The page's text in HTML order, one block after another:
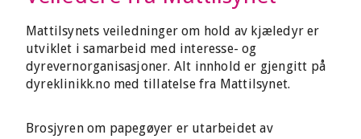
Mattilsynets veiledninger om hold av kjæledyr er
utviklet i samarbeid med interesse- og
dyrevernorganisasjoner. Alt innhold er gjengitt på
dyreklinikk.no med tillatelse fra Mattilsynet.
Brosjyren om papegøyer er utarbeidet av